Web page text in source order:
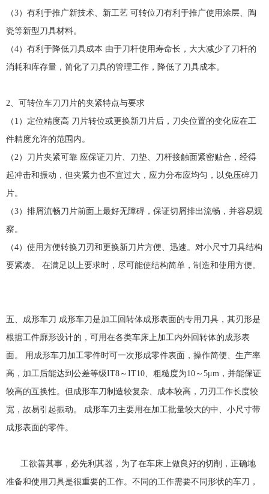
（3）有利于推广新技术、新工艺 可转位刀有利于推广使用涂层、陶
瓷等新型刀具材料。
（4）有利于降低刀具成本 由于刀杆使用寿命长，大大减少了刀杆的
消耗和库存量，简化了刀具的管理工作，降低了刀具成本。
2、可转位车刀刀片的夹紧特点与要求
（1）定位精度高 刀片转位或更换新刀片后，刀尖位置的变化应在工
件精度允许的范围内。
（2）刀片夹紧可靠 应保证刀片、刀垫、刀杆接触面紧密贴合，经得
起冲击和振动，但夹紧力也不宜过大，应力分布应均匀，以免压碎刀
片。
（3）排屑流畅刀片前面上最好无障碍，保证切屑排出流畅，并容易观
察。
（4）使用方便转换刀刃和更换新刀片方便、迅速。对小尺寸刀具结构
要紧凑。 在满足以上要求时，尽可能使结构简单，制造和使用方便。
五、成形车刀 成形车刀是加工回转体成形表面的专用刀具，其刃形是
根据工件廓形设计的，可用在各类车床上加工内外回转体的成形表
面。 用成形车刀加工零件时可一次形成零件表面，操作简便、生产率
高，加工后能达到公差等级IT8～IT10、粗糙度为10～5μm，并能保证
较高的互换性。但成形车刀制造较复杂、成本较高，刀刃工作长度较
宽，故易引起振动。 成形车刀主要用在加工批量较大的中、小尺寸带
成形表面的零件。
工欲善其事，必先利其器，为了在车床上做良好的切削，正确地
准备和使用刀具是很重要的工作。不同的工作需要不同形状的车刀，